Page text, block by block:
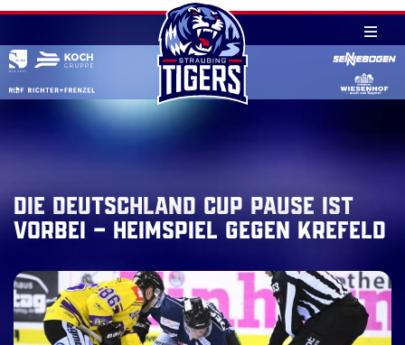
Skip
content
Die Deutschland Cup Pause ist
vorbei – Heimspiel gegen Krefeld